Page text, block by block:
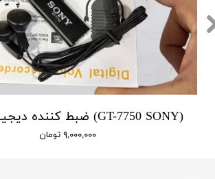
۹,۰۰۰,۰۰۰ تومان